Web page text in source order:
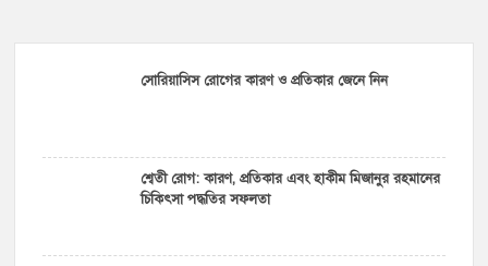
সোরিয়াসিস রোগের কারণ ও প্রতিকার জেনে নিন
শ্বেতী রোগ: কারণ, প্রতিকার এবং হাকীম মিজানুর রহমানের
চিকিৎসা পদ্ধতির সফলতা